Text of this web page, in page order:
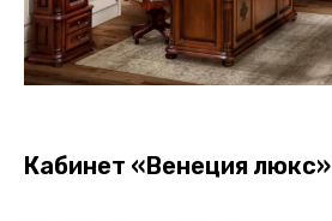
Кабинет «Венеция люкс»